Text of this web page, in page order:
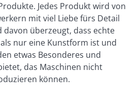
Jedes Produkt wird von
mit viel Liebe fürs Detail
davon überzeugt, dass echte
nur eine Kunstform ist und
etwas Besonderes und
das Maschinen nicht
können.